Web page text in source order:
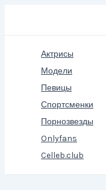
Актрисы
Модели
Певицы
Спортсменки
Порнозвезды
Onlyfans
Celleb.club